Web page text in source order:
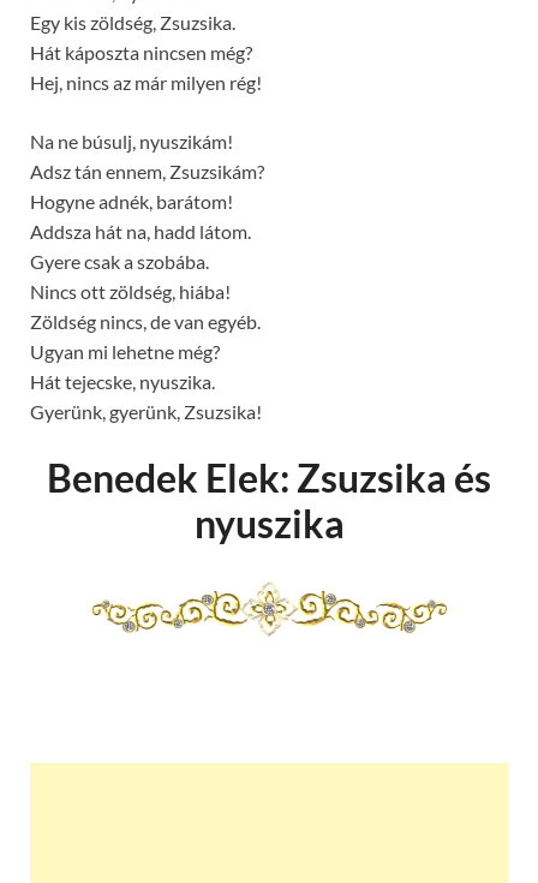
Egy kis zöldség, Zsuzsika.
Hát káposzta nincsen még?
Hej, nincs az már milyen rég!
Na ne búsulj, nyuszikám!
Adsz tán ennem, Zsuzsikám?
Hogyne adnék, barátom!
Addsza hát na, hadd látom.
Gyere csak a szobába.
Nincs ott zöldség, hiába!
Zöldség nincs, de van egyéb.
Ugyan mi lehetne még?
Hát tejecske, nyuszika.
Gyerünk, gyerünk, Zsuzsika!
Benedek Elek: Zsuzsika és
nyuszika